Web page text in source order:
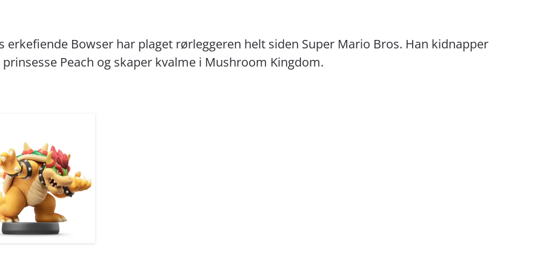
erkefiende Bowser har plaget rørleggeren helt siden Super Mario Bros. Han kidnapper
Peach og skaper kvalme i Mushroom Kingdom.